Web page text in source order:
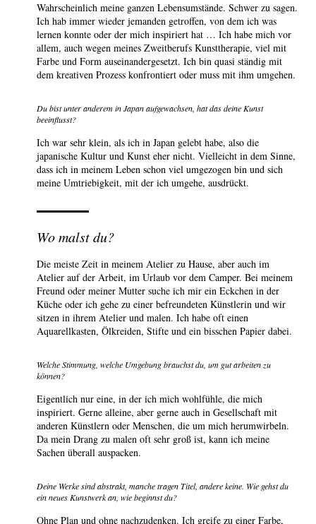
Wahrscheinlich meine ganzen Lebensumstände. Schwer zu sagen.
Ich hab immer wieder jemanden getroffen, von dem ich was
lernen konnte oder der mich inspiriert hat … Ich habe mich vor
allem, auch wegen meines Zweitberufs Kunsttherapie, viel mit
Farbe und Form auseinandergesetzt. Ich bin quasi ständig mit
dem kreativen Prozess konfrontiert oder muss mit ihm umgehen.
Du bist unter anderem in Japan aufgewachsen, hat das deine Kunst
beeinflusst?
Ich war sehr klein, als ich in Japan gelebt habe, also die
japanische Kultur und Kunst eher nicht. Vielleicht in dem Sinne,
dass ich in meinem Leben schon viel umgezogen bin und sich
meine Umtriebigkeit, mit der ich umgehe, ausdrückt.
Wo malst du?
Die meiste Zeit in meinem Atelier zu Hause, aber auch im
Atelier auf der Arbeit, im Urlaub vor dem Camper. Bei meinem
Freund oder meiner Mutter suche ich mir ein Eckchen in der
Küche oder ich gehe zu einer befreundeten Künstlerin und wir
sitzen in ihrem Atelier und malen. Ich habe oft einen
Aquarellkasten, Ölkreiden, Stifte und ein bisschen Papier dabei.
Welche Stimmung, welche Umgebung brauchst du, um gut arbeiten zu
können?
Eigentlich nur eine, in der ich mich wohlfühle, die mich
inspiriert. Gerne alleine, aber gerne auch in Gesellschaft mit
anderen Künstlern oder Menschen, die um mich herumwirbeln.
Da mein Drang zu malen oft sehr groß ist, kann ich meine
Sachen überall auspacken.
Deine Werke sind abstrakt, manche tragen Titel, andere keine. Wie gehst du
ein neues Kunstwerk an, wie beginnst du?
Ohne Plan und ohne nachzudenken. Ich greife zu einer Farbe,